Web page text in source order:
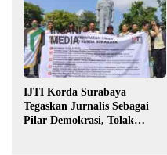
IJTI Korda Surabaya
Tegaskan Jurnalis Sebagai
Pilar Demokrasi, Tolak